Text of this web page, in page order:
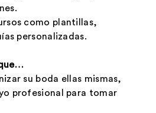
como plantillas,
personalizadas.
su boda ellas mismas,
profesional para tomar